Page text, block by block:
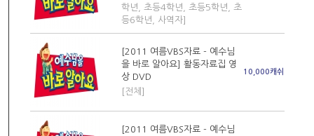
학년, 초등4학년, 초등5학년, 초
등6학년, 사역자]
[2011 여름VBS자료 - 예수님
을 바로 알아요] 활동자료집 영
상 DVD
[전체]
10,000캐쉬
[2011 여름VBS자료 - 예수님